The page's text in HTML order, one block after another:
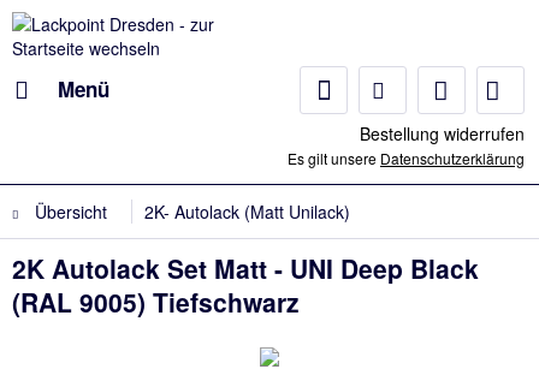
Menü
Bestellung widerrufen
Es gilt unsere Datenschutzerklärung
Übersicht 2K- Autolack (Matt Unilack)
2K Autolack Set Matt - UNI Deep Black
(RAL 9005) Tiefschwarz